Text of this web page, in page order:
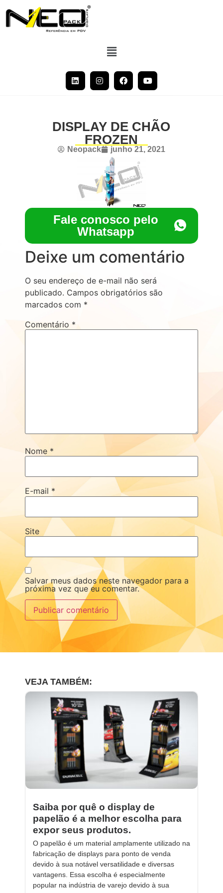
DISPLAY DE CHÃO
FROZEN
Neopack junho 21, 2021
Fale conosco pelo
Whatsapp
Deixe um comentário
O seu endereço de e-mail não será
publicado. Campos obrigatórios são
marcados com *
Comentário *
Nome *
E-mail *
Site
Salvar meus dados neste navegador para a
próxima vez que eu comentar.
VEJA TAMBÉM:
Saiba por quê o display de
papelão é a melhor escolha para
expor seus produtos.
O papelão é um material amplamente utilizado na
fabricação de displays para ponto de venda
devido à sua notável versatilidade e diversas
vantagens. Essa escolha é especialmente
popular na indústria de varejo devido à sua